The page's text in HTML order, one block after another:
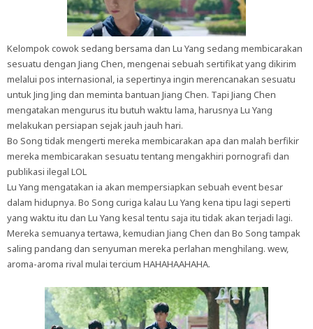
Kelompok cowok sedang bersama dan Lu Yang sedang membicarakan
sesuatu dengan Jiang Chen, mengenai sebuah sertifikat yang dikirim
melalui pos internasional, ia sepertinya ingin merencanakan sesuatu
untuk Jing Jing dan meminta bantuan Jiang Chen. Tapi Jiang Chen
mengatakan mengurus itu butuh waktu lama, harusnya Lu Yang
melakukan persiapan sejak jauh jauh hari.
Bo Song tidak mengerti mereka membicarakan apa dan malah berfikir
mereka membicarakan sesuatu tentang mengakhiri pornografi dan
publikasi ilegal LOL
Lu Yang mengatakan ia akan mempersiapkan sebuah event besar
dalam hidupnya. Bo Song curiga kalau Lu Yang kena tipu lagi seperti
yang waktu itu dan Lu Yang kesal tentu saja itu tidak akan terjadi lagi.
Mereka semuanya tertawa, kemudian Jiang Chen dan Bo Song tampak
saling pandang dan senyuman mereka perlahan menghilang. wew,
aroma-aroma rival mulai tercium HAHAHAAHAHA.